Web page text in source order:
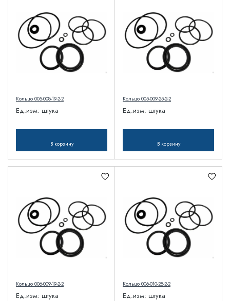
Кольцо 005-008-19-2-2
Ед.изм: штука
В корзину
Кольцо 005-009-25-2-2
Ед.изм: штука
В корзину
Кольцо 006-009-19-2-2
Ед.изм: штука
Кольцо 006-010-25-2-2
Ед.изм: штука